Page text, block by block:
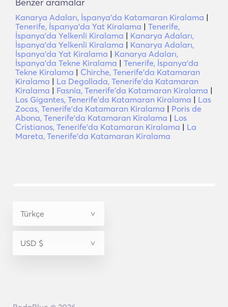
Kanarya Adaları, İspanya'da Katamaran Kiralama |
Tenerife, İspanya'da Yat Kiralama | Tenerife,
İspanya'da Yelkenli Kiralama | Kanarya Adaları,
İspanya'da Yelkenli Kiralama | Kanarya Adaları,
İspanya'da Yat Kiralama | Kanarya Adaları,
İspanya'da Tekne Kiralama | Tenerife, İspanya'da
Tekne Kiralama | Chirche, Tenerife'da Katamaran
Kiralama | La Degollada, Tenerife'da Katamaran
Kiralama | Fasnia, Tenerife'da Katamaran Kiralama |
Los Gigantes, Tenerife'da Katamaran Kiralama | Las
Zocas, Tenerife'da Katamaran Kiralama | Poris de
Abona, Tenerife'da Katamaran Kiralama | Los
Cristianos, Tenerife'da Katamaran Kiralama | La
Mareta, Tenerife'da Katamaran Kiralama